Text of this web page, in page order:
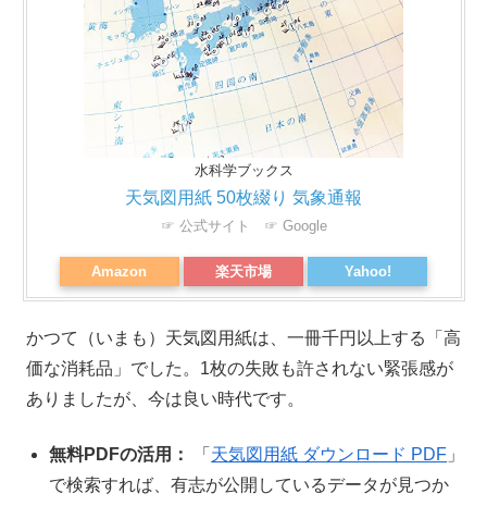
水科学ブックス
天気図用紙 50枚綴り 気象通報
☞ 公式サイト ☞ Google
Amazon 楽天市場 Yahoo!
かつて（いまも）天気図用紙は、一冊千円以上する「高
価な消耗品」でした。1枚の失敗も許されない緊張感が
ありましたが、今は良い時代です。
無料PDFの活用： 「 天気図用紙 ダウンロード PDF 」
で検索すれば、有志が公開しているデータが見つか